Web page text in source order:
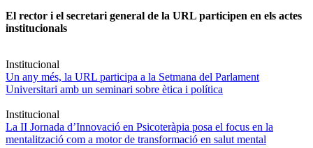
El rector i el secretari general de la URL participen en els actes
institucionals
Institucional
Un any més, la URL participa a la Setmana del Parlament
Universitari amb un seminari sobre ètica i política
Institucional
La II Jornada d’Innovació en Psicoteràpia posa el focus en la
mentalització com a motor de transformació en salut mental